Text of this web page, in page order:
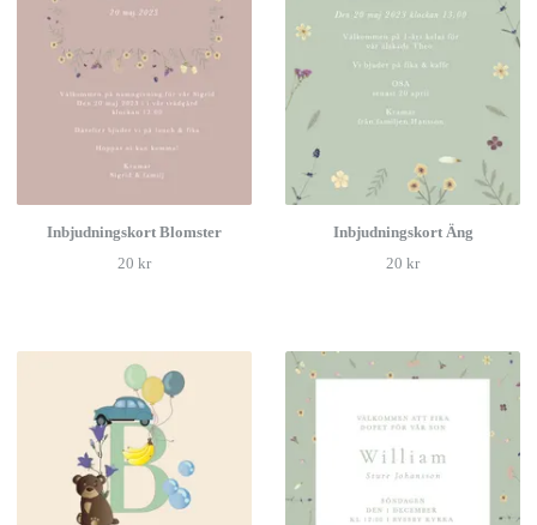
Inbjudningskort Blomster
20 kr
Inbjudningskort Äng
20 kr